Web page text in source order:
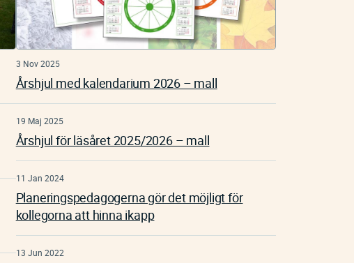
3 Nov 2025
Årshjul med kalendarium 2026 – mall
19 Maj 2025
Årshjul för läsåret 2025/2026 – mall
11 Jan 2024
Planeringspedagogerna gör det möjligt för
kollegorna att hinna ikapp
13 Jun 2022